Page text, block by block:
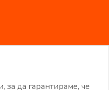
за да гарантираме, че